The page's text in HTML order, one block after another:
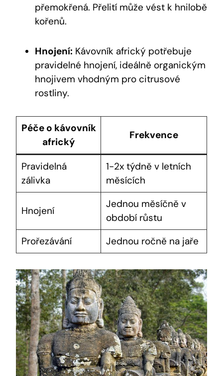
přemokřená. Přelití může vést k hnilobě
kořenů.
Hnojení: Kávovník africký potřebuje
pravidelné hnojení, ideálně organickým
hnojivem vhodným pro citrusové
rostliny.
Péče o kávovník
africký
Frekvence
Pravidelná
zálivka
1-2x týdně v letních
měsících
Hnojení
Jednou měsíčně v
období růstu
Prořezávání
Jednou ročně na jaře